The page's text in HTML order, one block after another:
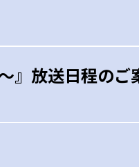
』放送日程のご